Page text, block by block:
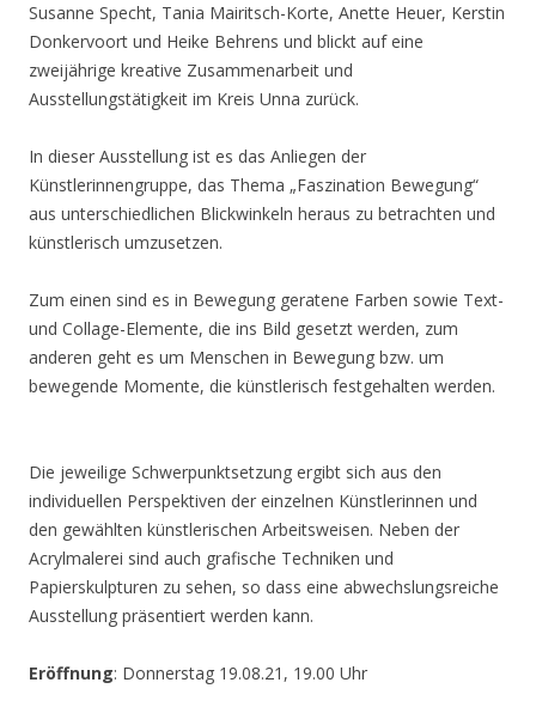
Susanne Specht, Tania Mairitsch-Korte, Anette Heuer, Kerstin
Donkervoort und Heike Behrens und blickt auf eine
zweijährige kreative Zusammenarbeit und
Ausstellungstätigkeit im Kreis Unna zurück.
In dieser Ausstellung ist es das Anliegen der
Künstlerinnengruppe, das Thema „Faszination Bewegung“
aus unterschiedlichen Blickwinkeln heraus zu betrachten und
künstlerisch umzusetzen.
Zum einen sind es in Bewegung geratene Farben sowie Text-
und Collage-Elemente, die ins Bild gesetzt werden, zum
anderen geht es um Menschen in Bewegung bzw. um
bewegende Momente, die künstlerisch festgehalten werden.
Die jeweilige Schwerpunktsetzung ergibt sich aus den
individuellen Perspektiven der einzelnen Künstlerinnen und
den gewählten künstlerischen Arbeitsweisen. Neben der
Acrylmalerei sind auch grafische Techniken und
Papierskulpturen zu sehen, so dass eine abwechslungsreiche
Ausstellung präsentiert werden kann.
Eröffnung: Donnerstag 19.08.21, 19.00 Uhr